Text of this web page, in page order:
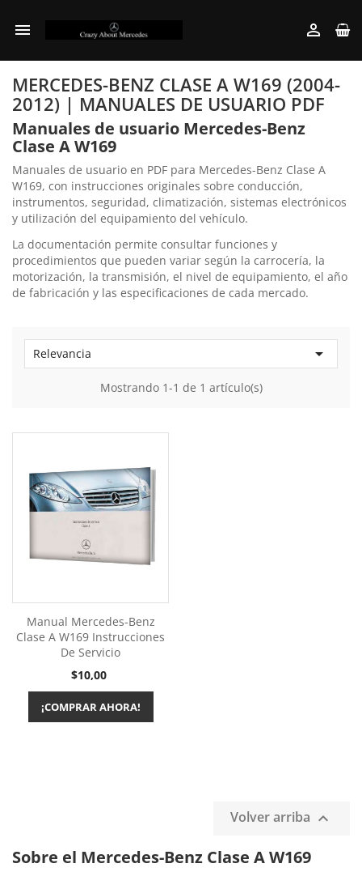
 
MERCEDES-BENZ CLASE A W169 (2004-
2012) | MANUALES DE USUARIO PDF
Manuales de usuario Mercedes-Benz
Clase A W169
Manuales de usuario en PDF para Mercedes-Benz Clase A
W169, con instrucciones originales sobre conducción,
instrumentos, seguridad, climatización, sistemas electrónicos
y utilización del equipamiento del vehículo.
La documentación permite consultar funciones y
procedimientos que pueden variar según la carrocería, la
motorización, la transmisión, el nivel de equipamiento, el año
de fabricación y las especificaciones de cada mercado.
Relevancia 
Mostrando 1-1 de 1 artículo(s)
Manual Mercedes-Benz
Clase A W169 Instrucciones
De Servicio
Precio
$10,00
¡COMPRAR AHORA!
Volver arriba 
Sobre el Mercedes-Benz Clase A W169